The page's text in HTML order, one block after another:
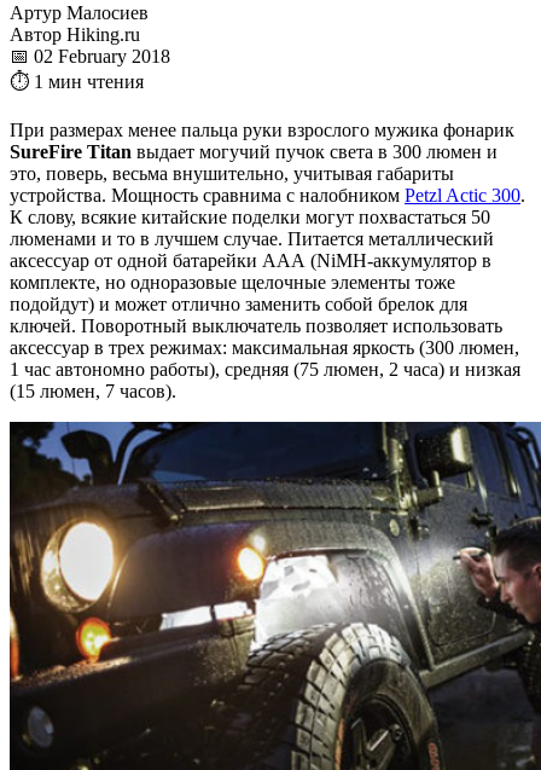
Артур Малосиев
Автор Hiking.ru
📅 02 February 2018
⏱ 1 мин чтения
При размерах менее пальца руки взрослого мужика фонарик
SureFire Titan выдает могучий пучок света в 300 люмен и
это, поверь, весьма внушительно, учитывая габариты
устройства. Мощность сравнима с налобником Petzl Actic 300.
К слову, всякие китайские поделки могут похвастаться 50
люменами и то в лучшем случае. Питается металлический
аксессуар от одной батарейки ААА (NiMH-аккумулятор в
комплекте, но одноразовые щелочные элементы тоже
подойдут) и может отлично заменить собой брелок для
ключей. Поворотный выключатель позволяет использовать
аксессуар в трех режимах: максимальная яркость (300 люмен,
1 час автономно работы), средняя (75 люмен, 2 часа) и низкая
(15 люмен, 7 часов).